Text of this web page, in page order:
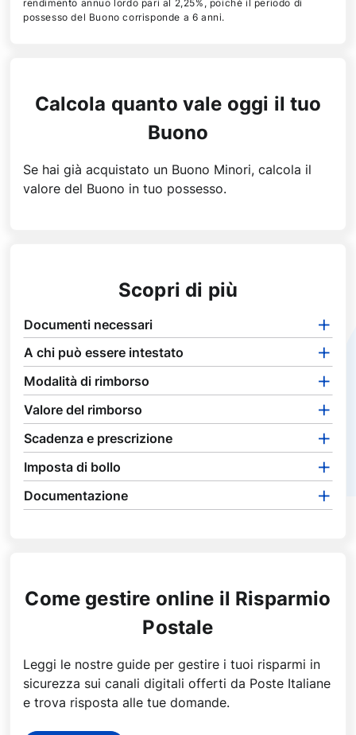
rendimento annuo lordo pari al 2,25%, poiché il periodo di
possesso del Buono corrisponde a 6 anni.
Calcola quanto vale oggi il tuo
Buono
Se hai già acquistato un Buono Minori, calcola il
valore del Buono in tuo possesso.
Scopri di più
Documenti necessari
A chi può essere intestato
Modalità di rimborso
Valore del rimborso
Scadenza e prescrizione
Imposta di bollo
Documentazione
Come gestire online il Risparmio
Postale
Leggi le nostre guide per gestire i tuoi risparmi in
sicurezza sui canali digitali offerti da Poste Italiane
e trova risposta alle tue domande.